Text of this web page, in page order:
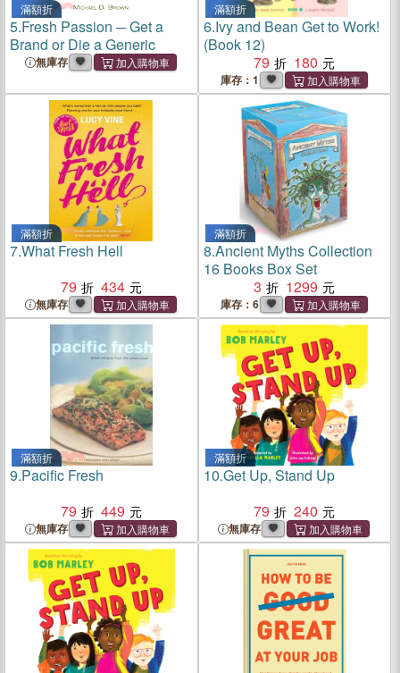
滿額折
5.Fresh Passion ─ Get a
Brand or Die a Generic
無庫存
滿額折
6.Ivy and Bean Get to Work!
(Book 12)
79
180
庫存：1
滿額折
7.What Fresh Hell
79
434
無庫存
滿額折
8.Ancient Myths Collection
16 Books Box Set
3
1299
庫存：6
滿額折
9.Pacific Fresh
79
449
無庫存
滿額折
10.Get Up, Stand Up
79
240
無庫存